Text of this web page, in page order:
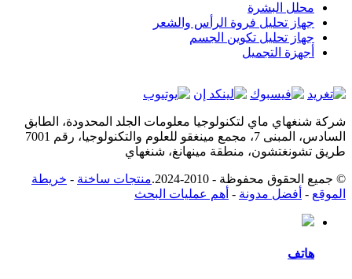
محلل البشرة
جهاز تحليل فروة الرأس والشعر
جهاز تحليل تكوين الجسم
أجهزة التجميل
شركة شنغهاي ماي لتكنولوجيا معلومات الجلد المحدودة، الطابق
السادس، المبنى 7، مجمع مينغقو للعلوم والتكنولوجيا، رقم 7001
طريق تشونغتشون، منطقة مينهانغ، شنغهاي
© جميع الحقوق محفوظة - 2010-2024. منتجات ساخنة - خريطة
الموقع - أفضل مدونة - أهم عمليات البحث
هاتف